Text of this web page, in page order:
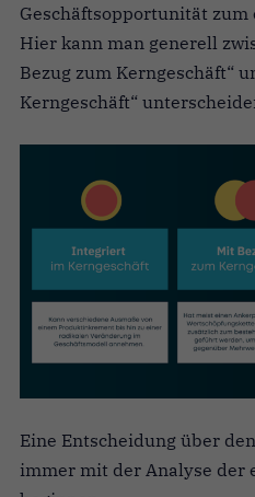
Geschäftsopportunität zum
Hier kann man generell
Bezug zum Kerngeschäft“
Kerngeschäft“
Eine Entscheidung über
immer mit der Analyse der